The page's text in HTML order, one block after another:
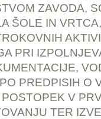
ZAVODA,
ŠOLE IN
PRI
PREDPISIH O
V
TER